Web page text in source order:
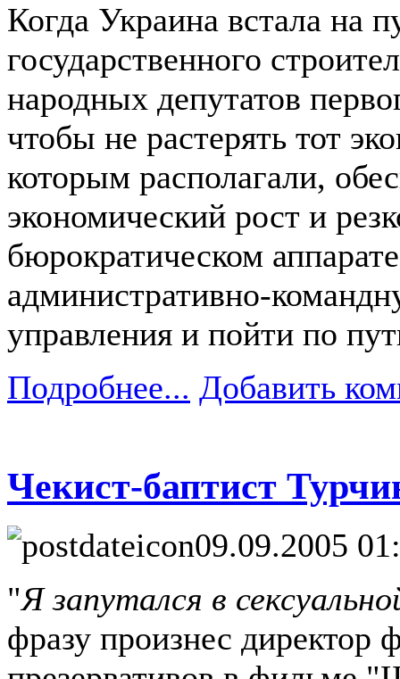
Когда Украина встала на
государственного
народных депутатов
чтобы не растерять тот
которым располагали,
экономический рост и
бюрократическом
административно-
управления и пойти по
Подробнее... Добавить
Чекист-баптист
09.09.2005
"Я запутался в
фразу произнес директор